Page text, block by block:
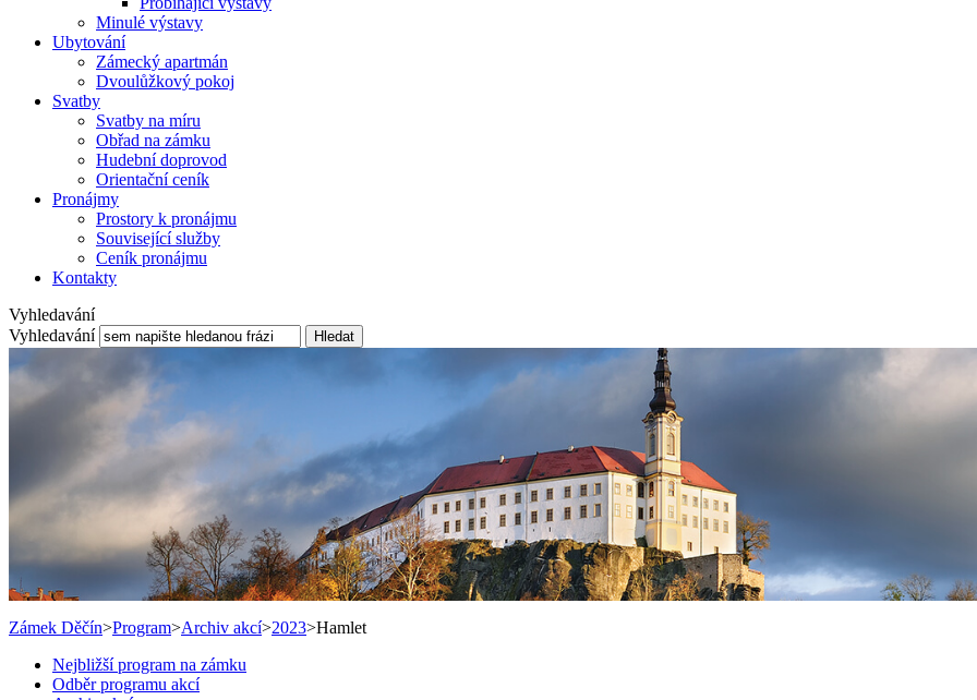
Minulé výstavy
Ubytování
Zámecký apartmán
Dvoulůžkový pokoj
Svatby
Svatby na míru
Obřad na zámku
Hudební doprovod
Orientační ceník
Pronájmy
Prostory k pronájmu
Související služby
Ceník pronájmu
Kontakty
Vyhledavání
Vyhledavání
Hledat
Zámek Děčín>Program>Archiv akcí>2023>Hamlet
Nejbližší program na zámku
Odběr programu akcí